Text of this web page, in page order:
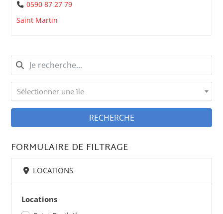
0590 87 27 79
Saint Martin
Sélectionner une île
RECHERCHE
FORMULAIRE DE FILTRAGE
LOCATIONS
Locations